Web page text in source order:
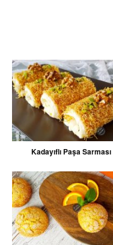
Kadayıflı Paşa Sarması